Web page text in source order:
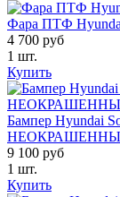
Фара ПТФ
4 700 руб
1 шт.
Купить
Бампер Hyundai
9 100 руб
1 шт.
Купить